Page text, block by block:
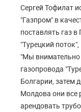
Сергей Тофилат
"Газпром" в
поставлять газ
"Турецкий
"Мы внимательно
газопровода
Болгарии, затем
Молдова они все
арендовать